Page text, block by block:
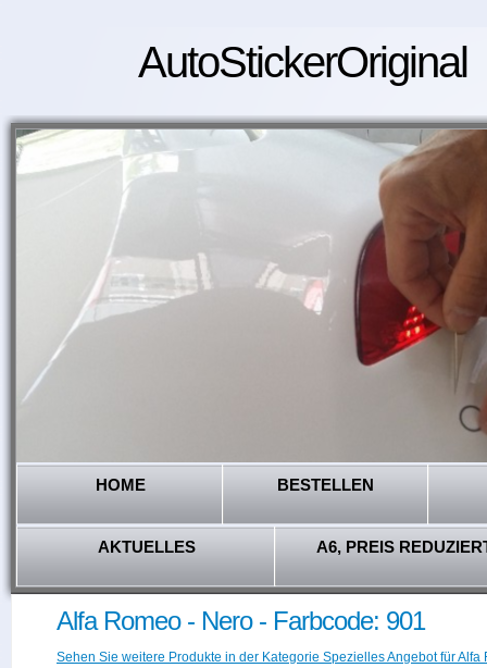
AutoStickerOriginal
HOME BESTELLEN
AKTUELLES A6, PREIS
Alfa Romeo - Nero - Farbcode: 901
Sehen Sie weitere Produkte in der Kategorie Spezielles Angebot für Alfa